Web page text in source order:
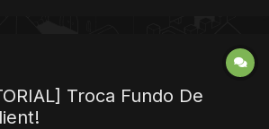
Troca Fundo De